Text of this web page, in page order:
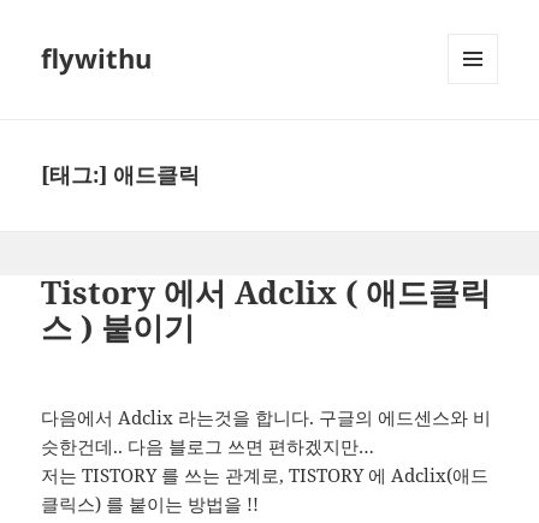
flywithu
[태그:] 애드클릭
Tistory 에서 Adclix ( 애드클릭
스 ) 붙이기
다음에서 Adclix 라는것을 합니다. 구글의 에드센스와 비
슷한건데.. 다음 블로그 쓰면 편하겠지만…
저는 TISTORY 를 쓰는 관계로, TISTORY 에 Adclix(애드
클릭스) 를 붙이는 방법을 !!